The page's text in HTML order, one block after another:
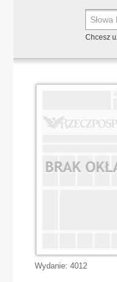
Chcesz
Wydanie: 4012